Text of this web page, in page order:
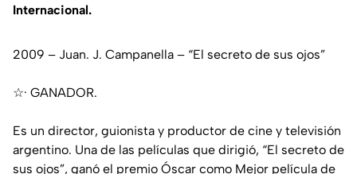
Internacional.
2009 – Juan. J. Campanella – “El secreto de sus ojos”
☆· GANADOR.
Es un director, guionista y productor de cine y televisión
argentino. Una de las películas que dirigió, “El secreto de
sus ojos”, ganó el premio Óscar como Mejor película de